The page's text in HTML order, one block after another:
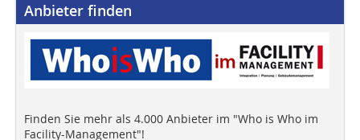
Anbieter finden
Finden Sie mehr als 4.000 Anbieter im "Who is Who im
Facility-Management"!